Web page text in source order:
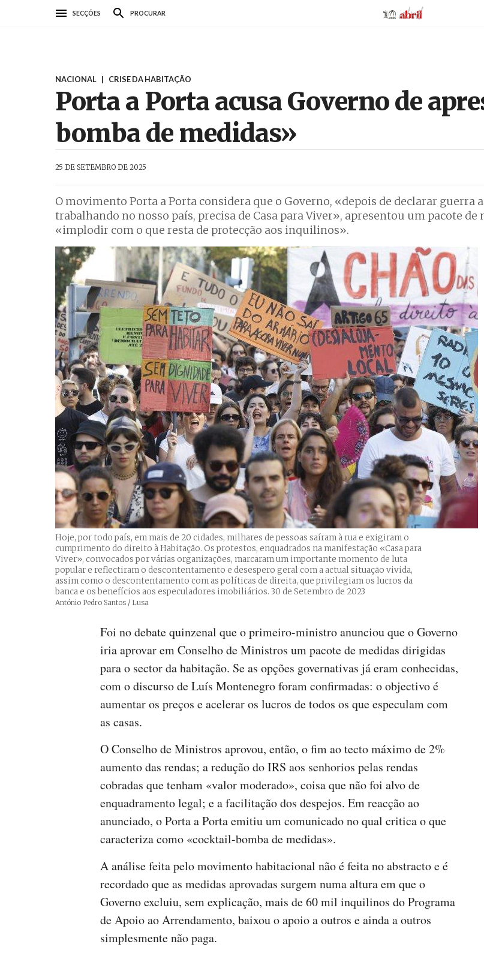
SECÇÕES PROCURAR AbrilAbril
NACIONAL | CRISE DA HABITAÇÃO
Porta a Porta acusa Governo de
bomba de medidas»
25 DE SETEMBRO DE 2025
O movimento Porta a Porta considera que o Governo, «depois de declarar guerra
trabalhando no nosso país, precisa de Casa para Viver», apresentou um pacote de
«implodir com o que resta de protecção aos inquilinos».
Hoje, por todo país, em mais de 20 cidades, milhares de pessoas saíram à rua e exigiram o
cumprimento do direito à Habitação. Os protestos, enquadrados na manifestação «Casa para
Viver», convocados por várias organizações, marcaram um importante momento de luta
popular e reflectiram o descontentamento e desespero geral com a actual situação vivida,
assim como o descontentamento com as políticas de direita, que privilegiam os lucros da
banca e os benefícios aos especuladores imobiliários. 30 de Setembro de 2023
Créditos
António Pedro Santos / Lusa
Foi no debate quinzenal que o primeiro-ministro anunciou que o Governo
iria aprovar em Conselho de Ministros um pacote de medidas dirigidas
para o sector da habitação. Se as opções governativas já eram conhecidas,
com o discurso de Luís Montenegro foram confirmadas: o objectivo é
aumentar os preços e acelerar os lucros de todos os que especulam com
as casas.
O Conselho de Ministros aprovou, então, o fim ao tecto máximo de 2%
aumento das rendas; a redução do IRS aos senhorios pelas rendas
cobradas que tenham «valor moderado», coisa que não foi alvo de
enquadramento legal; e a facilitação dos despejos. Em reacção ao
anunciado, o Porta a Porta emitiu um comunicado no qual critica o que
caracteriza como «cocktail-bomba de medidas».
A análise feita pelo movimento habitacional não é feita no abstracto e é
recordado que as medidas aprovadas surgem numa altura em que o
Governo excluiu, sem explicação, mais de 60 mil inquilinos do Programa
de Apoio ao Arrendamento, baixou o apoio a outros e ainda a outros
simplesmente não paga.